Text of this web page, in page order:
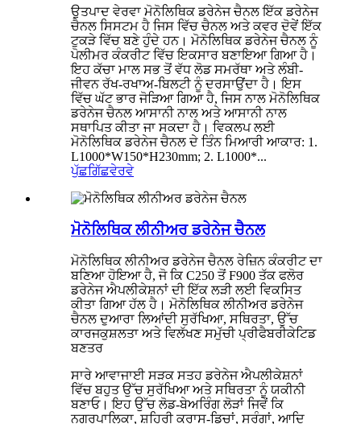
ਉਤਪਾਦ ਵੇਰਵਾ ਮੋਨੋਲਿਥਿਕ ਡਰੇਨੇਜ ਚੈਨਲ ਇੱਕ ਡਰੇਨੇਜ
ਚੈਨਲ ਸਿਸਟਮ ਹੈ ਜਿਸ ਵਿੱਚ ਚੈਨਲ ਅਤੇ ਕਵਰ ਦੋਵੇਂ ਇੱਕ
ਟੁਕੜੇ ਵਿੱਚ ਬਣੇ ਹੁੰਦੇ ਹਨ। ਮੋਨੋਲਿਥਿਕ ਡਰੇਨੇਜ ਚੈਨਲ ਨੂੰ
ਪੋਲੀਮਰ ਕੰਕਰੀਟ ਵਿੱਚ ਇਕਸਾਰ ਬਣਾਇਆ ਗਿਆ ਹੈ।
ਇਹ ਕੱਚਾ ਮਾਲ ਸਭ ਤੋਂ ਵੱਧ ਲੋਡ ਸਮਰੱਥਾ ਅਤੇ ਲੰਬੀ-
ਜੀਵਨ ਰੱਖ-ਰਖਾਅ-ਬਿਲਟੀ ਨੂੰ ਦਰਸਾਉਂਦਾ ਹੈ। ਇਸ
ਵਿੱਚ ਘੱਟ ਭਾਰ ਜੋੜਿਆ ਗਿਆ ਹੈ, ਜਿਸ ਨਾਲ ਮੋਨੋਲਿਥਿਕ
ਡਰੇਨੇਜ ਚੈਨਲ ਆਸਾਨੀ ਨਾਲ ਅਤੇ ਆਸਾਨੀ ਨਾਲ
ਸਥਾਪਿਤ ਕੀਤਾ ਜਾ ਸਕਦਾ ਹੈ। ਵਿਕਲਪ ਲਈ
ਮੋਨੋਲਿਥਿਕ ਡਰੇਨੇਜ ਚੈਨਲ ਦੇ ਤਿੰਨ ਮਿਆਰੀ ਆਕਾਰ: 1.
L1000*W150*H230mm; 2. L1000*...
ਪੁੱਛਗਿੱਛਵੇਰਵੇ
ਮੋਨੋਲਿਥਿਕ ਲੀਨੀਅਰ ਡਰੇਨੇਜ ਚੈਨਲ
ਮੋਨੋਲਿਥਿਕ ਲੀਨੀਅਰ ਡਰੇਨੇਜ ਚੈਨਲ ਰੇਜ਼ਿਨ ਕੰਕਰੀਟ ਦਾ
ਬਣਿਆ ਹੋਇਆ ਹੈ, ਜੋ ਕਿ C250 ਤੋਂ F900 ਤੱਕ ਫਲੋਰ
ਡਰੇਨੇਜ ਐਪਲੀਕੇਸ਼ਨਾਂ ਦੀ ਇੱਕ ਲੜੀ ਲਈ ਵਿਕਸਿਤ
ਕੀਤਾ ਗਿਆ ਹੱਲ ਹੈ। ਮੋਨੋਲਿਥਿਕ ਲੀਨੀਅਰ ਡਰੇਨੇਜ
ਚੈਨਲ ਦੁਆਰਾ ਲਿਆਂਦੀ ਸੁਰੱਖਿਆ, ਸਥਿਰਤਾ, ਉੱਚ
ਕਾਰਜਕੁਸ਼ਲਤਾ ਅਤੇ ਵਿਲੱਖਣ ਸਮੁੱਚੀ ਪ੍ਰੀਫੈਬਰੀਕੇਟਿਡ
ਬਣਤਰ
ਸਾਰੇ ਆਵਾਜਾਈ ਸੜਕ ਸਤਹ ਡਰੇਨੇਜ ਐਪਲੀਕੇਸ਼ਨਾਂ
ਵਿੱਚ ਬਹੁਤ ਉੱਚ ਸੁਰੱਖਿਆ ਅਤੇ ਸਥਿਰਤਾ ਨੂੰ ਯਕੀਨੀ
ਬਣਾਓ। ਇਹ ਉੱਚ ਲੋਡ-ਬੇਅਰਿੰਗ ਲੋੜਾਂ ਜਿਵੇਂ ਕਿ
ਨਗਰਪਾਲਿਕਾ, ਸ਼ਹਿਰੀ ਕਰਾਸ-ਡਿਚਾਂ, ਸੁਰੰਗਾਂ, ਆਦਿ